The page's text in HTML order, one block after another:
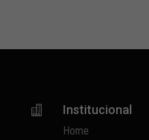
 Institucional
Home